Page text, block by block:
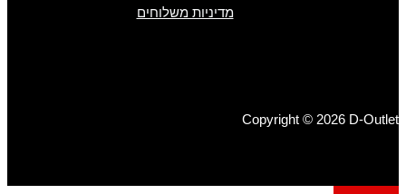
מדיניות משלוחים
Copyright © 2026 D-Outlet